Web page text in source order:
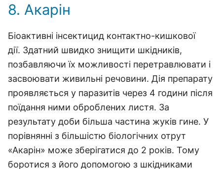
8. Акарін
Біоактивні інсектицид контактно-кишкової
дії. Здатний швидко знищити шкідників,
позбавляючи їх можливості перетравлювати і
засвоювати живильні речовини. Дія препарату
проявляється у паразитів через 4 години після
поїдання ними оброблених листя. За
результату доби більша частина жуків гине. У
порівнянні з більшістю біологічних отрут
«Акарін» може зберігатися до 2 років. Тому
боротися з його допомогою з шкідниками